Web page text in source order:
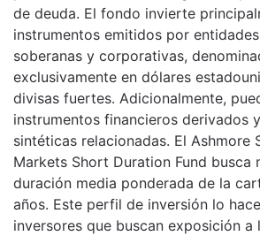
de deuda. El fondo invierte
instrumentos emitidos por
soberanas y corporativas,
exclusivamente en dólares
divisas fuertes. Adicionalmente,
instrumentos financieros derivados
sintéticas relacionadas. El Ashmore
Markets Short Duration Fund busca
duración media ponderada de la
años. Este perfil de inversión lo
inversores que buscan exposición a